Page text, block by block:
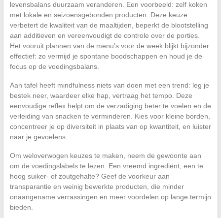
levensbalans duurzaam veranderen. Een voorbeeld: zelf koken
met lokale en seizoensgebonden producten. Deze keuze
verbetert de kwaliteit van de maaltijden, beperkt de blootstelling
aan additieven en vereenvoudigt de controle over de porties.
Het vooruit plannen van de menu’s voor de week blijkt bijzonder
effectief: zo vermijd je spontane boodschappen en houd je de
focus op de voedingsbalans.
Aan tafel heeft mindfulness niets van doen met een trend: leg je
bestek neer, waardeer elke hap, vertraag het tempo. Deze
eenvoudige reflex helpt om de verzadiging beter te voelen en de
verleiding van snacken te verminderen. Kies voor kleine borden,
concentreer je op diversiteit in plaats van op kwantiteit, en luister
naar je gevoelens.
Om weloverwogen keuzes te maken, neem de gewoonte aan
om de voedingslabels te lezen. Een vreemd ingrediënt, een te
hoog suiker- of zoutgehalte? Geef de voorkeur aan
transparantie en weinig bewerkte producten, die minder
onaangename verrassingen en meer voordelen op lange termijn
bieden.